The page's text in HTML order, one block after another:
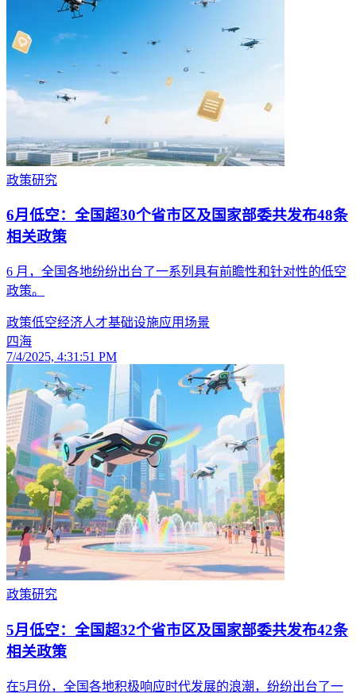
政策研究
6月低空：全国超30个省市区及国家部委共发布48条
相关政策
6 月，全国各地纷纷出台了一系列具有前瞻性和针对性的低空
政策。
政策低空经济人才基础设施应用场景
四海
7/4/2025, 4:31:51 PM
政策研究
5月低空：全国超32个省市区及国家部委共发布42条
相关政策
在5月份，全国各地积极响应时代发展的浪潮，纷纷出台了一